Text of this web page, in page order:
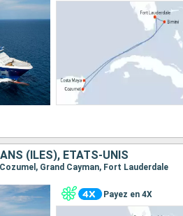
(ÎLES), ÉTATS-UNIS
Grand Cayman, Fort Lauderdale
Payez en 4X